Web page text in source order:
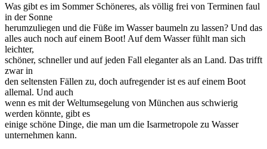
Was gibt es im Sommer Schöneres, als völlig frei von Terminen faul
in der Sonne
herumzuliegen und die Füße im Wasser baumeln zu lassen? Und das
alles auch noch auf einem Boot! Auf dem Wasser fühlt man sich
leichter,
schöner, schneller und auf jeden Fall eleganter als an Land. Das trifft
zwar in
den seltensten Fällen zu, doch aufregender ist es auf einem Boot
allemal. Und auch
wenn es mit der Weltumsegelung von München aus schwierig
werden könnte, gibt es
einige schöne Dinge, die man um die Isarmetropole zu Wasser
unternehmen kann.